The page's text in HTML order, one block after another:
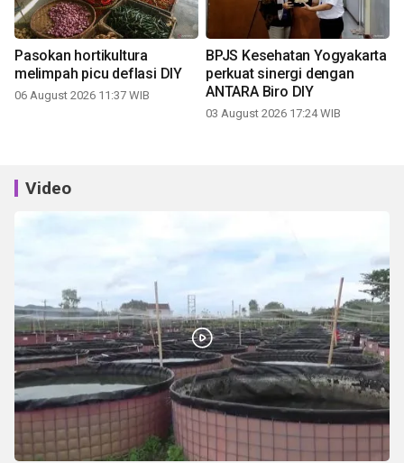
Pasokan hortikultura
melimpah picu deflasi DIY
06 August 2026 11:37 WIB
BPJS Kesehatan Yogyakarta
perkuat sinergi dengan
ANTARA Biro DIY
03 August 2026 17:24 WIB
Video